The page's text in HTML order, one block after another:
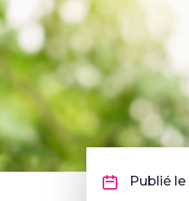
Publié le